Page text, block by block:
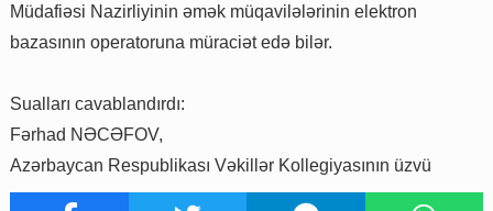
Müdafiəsi Nazirliyinin əmək müqavilələrinin elektron
bazasının operatoruna müraciət edə bilər.
Sualları cavablandırdı:
Fərhad NƏCƏFOV,
Azərbaycan Respublikası Vəkillər Kollegiyasının üzvü